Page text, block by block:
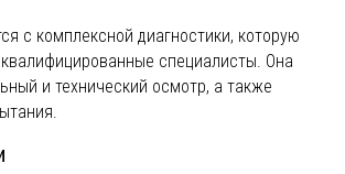
с комплексной диагностики, которую
специалисты. Она
и технический осмотр, а также